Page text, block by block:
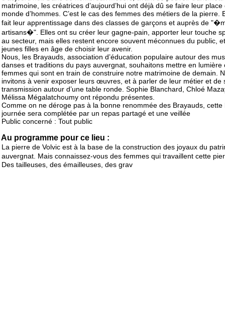
matrimoine, les créatrices d’aujourd’hui ont déjà dû se faire leur place
monde d’hommes. C’est le cas des femmes des métiers de la pierre.
fait leur apprentissage dans des classes de garçons et auprès de
artisans�". Elles ont su créer leur gagne-pain, apporter leur touche
au secteur, mais elles restent encore souvent méconnues du public,
jeunes filles en âge de choisir leur avenir.
Nous, les Brayauds, association d’éducation populaire autour des
danses et traditions du pays auvergnat, souhaitons mettre en lumière
femmes qui sont en train de construire notre matrimoine de demain.
invitons à venir exposer leurs œuvres, et à parler de leur métier et de
transmission autour d’une table ronde. Sophie Blanchard, Chloé
Mélissa Mégalatchoumy ont répondu présentes.
Comme on ne déroge pas à la bonne renommée des Brayauds, cette
journée sera complétée par un repas partagé et une veillée
Public concerné : Tout public
Au programme pour ce lieu :
La pierre de Volvic est à la base de la construction des joyaux du
auvergnat. Mais connaissez-vous des femmes qui travaillent cette
Des tailleuses, des émailleuses, des grav